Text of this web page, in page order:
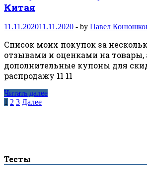
Китая
11.11.202011.11.2020 - by Павел
Список моих покупок за
отзывами и оценками на товары,
дополнительные купоны для
распродажу 11 11
Читать далее
Навигация
1 2 3 Далее
Тесты